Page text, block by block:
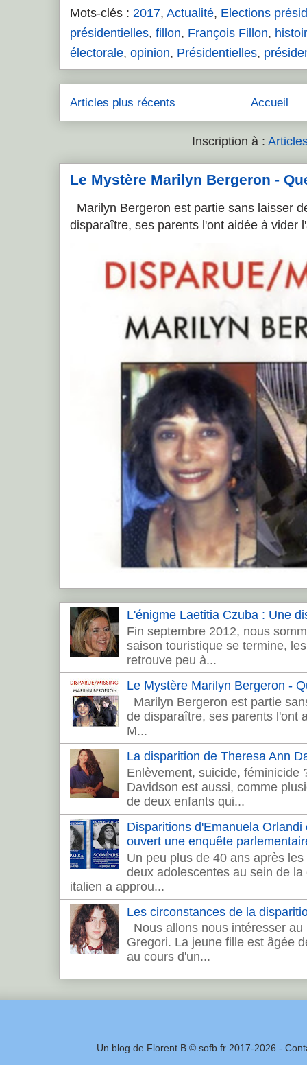
Mots-clés : 2017, Actualité, Elections
présidentielles, fillon, François Fillon,
électorale, opinion, Présidentielles,
Articles plus récents Accueil
Inscription à :
Le Mystère Marilyn Bergeron -
Marilyn Bergeron est partie sans laisser
disparaître, ses parents l'ont aidée à vider
L'énigme Laetitia Czuba : Une
Fin septembre 2012, nous
saison touristique se termine,
retrouve peu à...
Le Mystère Marilyn Bergeron -
Marilyn Bergeron est partie
de disparaître, ses parents l'ont
M...
La disparition de Theresa Ann
Enlèvement, suicide, féminicide
Davidson est aussi, comme
de deux enfants qui...
Disparitions d'Emanuela
ouvert une enquête
Un peu plus de 40 ans après
deux adolescentes au sein de
italien a approu...
Les circonstances de la
Nous allons nous intéresser
Gregori. La jeune fille est âgée
au cours d'un...
Un blog de Florent B © sofb.fr 2017-2026 -